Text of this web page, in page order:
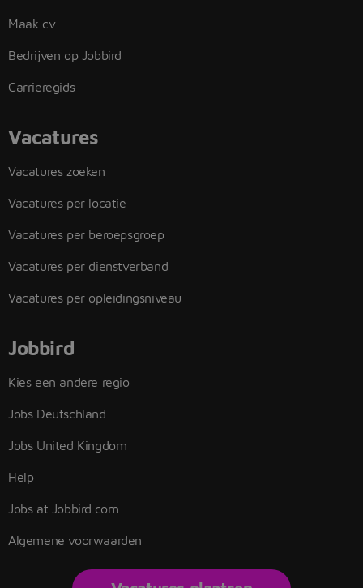
Maak cv
Bedrijven op Jobbird
Carrieregids
Vacatures
Vacatures zoeken
Vacatures per locatie
Vacatures per beroepsgroep
Vacatures per dienstverband
Vacatures per opleidingsniveau
Jobbird
Kies een andere regio
Jobs Deutschland
Jobs United Kingdom
Help
Jobs at Jobbird.com
Algemene voorwaarden